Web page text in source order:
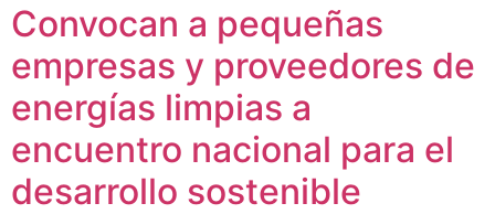
Convocan a pequeñas
empresas y proveedores de
energías limpias a
encuentro nacional para el
desarrollo sostenible